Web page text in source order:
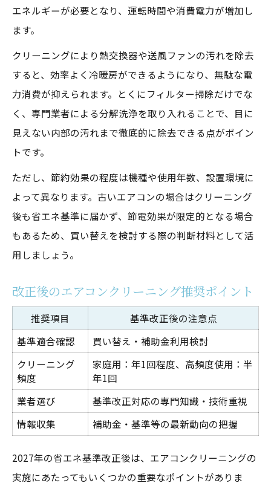
エネルギーが必要となり、運転時間や消費電力が増加し
ます。
クリーニングにより熱交換器や送風ファンの汚れを除去
すると、効率よく冷暖房ができるようになり、無駄な電
力消費が抑えられます。とくにフィルター掃除だけでな
く、専門業者による分解洗浄を取り入れることで、目に
見えない内部の汚れまで徹底的に除去できる点がポイン
トです。
ただし、節約効果の程度は機種や使用年数、設置環境に
よって異なります。古いエアコンの場合はクリーニング
後も省エネ基準に届かず、節電効果が限定的となる場合
もあるため、買い替えを検討する際の判断材料として活
用しましょう。
改正後のエアコンクリーニング推奨ポイント
推奨項目
基準改正後の注意点
基準適合確認
買い替え・補助金利用検討
クリーニング
頻度
家庭用：年1回程度、高頻度使用：半
年1回
業者選び
基準改正対応の専門知識・技術重視
情報収集
補助金・基準等の最新動向の把握
2027年の省エネ基準改正後は、エアコンクリーニングの
実施にあたってもいくつかの重要なポイントがありま